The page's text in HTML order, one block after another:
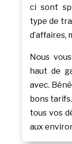
ci sont
type de
d’affaires,
Nous
haut de
avec.
bons
tous vos
aux